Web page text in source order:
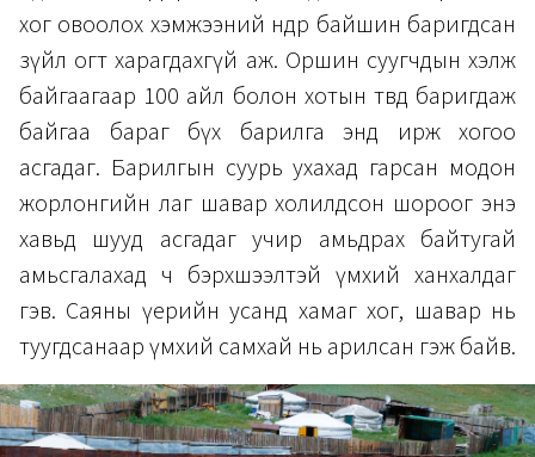
хог овоолох хэмжээний өндөр байшин баригдсан
зүйл огт харагдахгүй аж. Оршин суугчдын хэлж
байгаагаар 100 айл болон хотын төвд баригдаж
байгаа бараг бүх барилга энд ирж хогоо
асгадаг. Барилгын суурь ухахад гарсан модон
жорлонгийн лаг шавар холилдсон шороог энэ
хавьд шууд асгадаг учир амьдрах байтугай
амьсгалахад ч бэрхшээлтэй үмхий ханхалдаг
гэв. Саяны үерийн усанд хамаг хог, шавар нь
туугдсанаар үмхий самхай нь арилсан гэж байв.